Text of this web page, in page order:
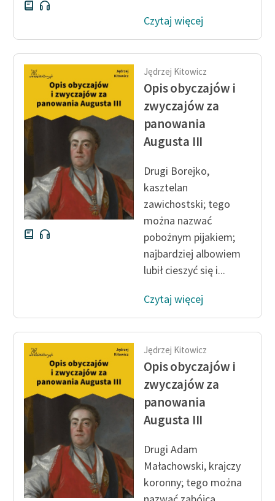
Czytaj więcej
Jędrzej Kitowicz
Opis obyczajów i
zwyczajów za
panowania
Augusta III
Drugi Borejko,
kasztelan
zawichostski; tego
można nazwać
pobożnym pijakiem;
najbardziej albowiem
lubił cieszyć się i...
Czytaj więcej
Jędrzej Kitowicz
Opis obyczajów i
zwyczajów za
panowania
Augusta III
Drugi Adam
Małachowski, krajczy
koronny; tego można